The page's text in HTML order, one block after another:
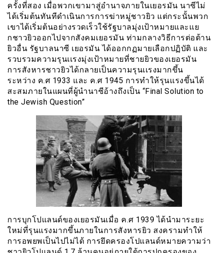
ครั้งที่สอง เมื่อพวกเขามาสู่อำนาจภายในเยอรมัน นาซีไม่
ได้เริ่มต้นทันทีดำเนินการการฆ่าหมู่ชาวยิว แต่กระนั้นพวก
เขาได้เริ่มต้นอย่างรวดเร็วใช้รัฐบาลมุ่งเป้าหมายและเเย
กชาวยิวออกไปจากสังคมเยอรมัน ท่ามกลางวิธีการต่อต้าน
ยิวอื่น รัฐบาลนาซี เยอรมัน ได้ออกกฏมายเลือกปฏิบัติ และ
รวบรวมความรุนเเรงมุ่งเป้าหมายที่ชายยิวของเยอรมัน
การสังหารชาวยิวได้กลายเป็นความรุนเเรงมากขึ้น
ระหว่าง ค.ศ 1933 และ ค.ศ 1945 การทำให้รุนเเรงขึ้นได้
สะสมภายในแผนที่ผู้นำนาซีอ้างถึงเป็น “Final Solution to
the Jewish Question”
การบุกโปแลนด์ของเยอรมันเมื่อ ค.ศ 1939 ได้นำมาระยะ
ใหม่ที่รุนแรงมากขึ้นภายในการสังหารยิว สงครามทำให้
การอพยพเป็นไปไม่ได้ การยึดครองโปแลนด์หมายความว่า